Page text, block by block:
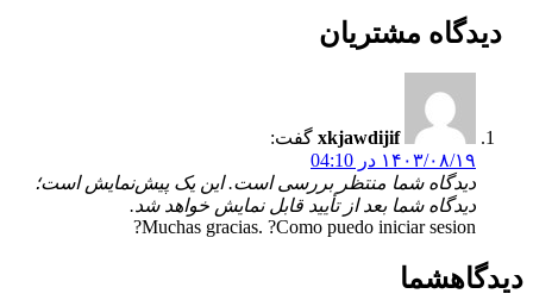
دیدگاه مشتریان
xkjawdijif گفت:
۱۴۰۳/۰۸/۱۹ در 04:10
دیدگاه شما منتظر بررسی است. این یک پیش‌نمایش است؛
دیدگاه شما بعد از تأیید قابل نمایش خواهد شد.
Muchas gracias. ?Como puedo iniciar sesion?
دیدگاهشما